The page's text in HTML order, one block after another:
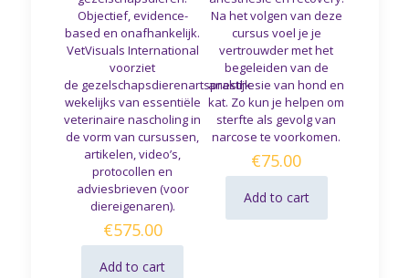
Objectief, evidence-
based en onafhankelijk.
VetVisuals International
voorziet
de gezelschapsdierenartspraktijk
wekelijks van essentiële
veterinaire nascholing in
de vorm van cursussen,
artikelen, video’s,
protocollen en
adviesbrieven (voor
diereigenaren).
€575.00
Add to cart
Na het volgen van deze
cursus voel je je
vertrouwder met het
begeleiden van de
anesthesie van hond en
kat. Zo kun je helpen om
sterfte als gevolg van
narcose te voorkomen.
€75.00
Add to cart